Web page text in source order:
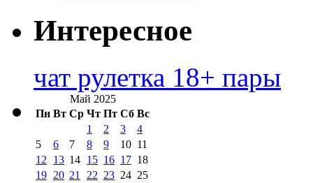
Интересное
чат рулетка 18+ пары
Май 2025
Пн Вт Ср Чт Пт Сб Вс
1 2 3
4
5
6 7 8 9 10 11
12
13 14 15 16 17 18
19 20 21 22 23 24 25